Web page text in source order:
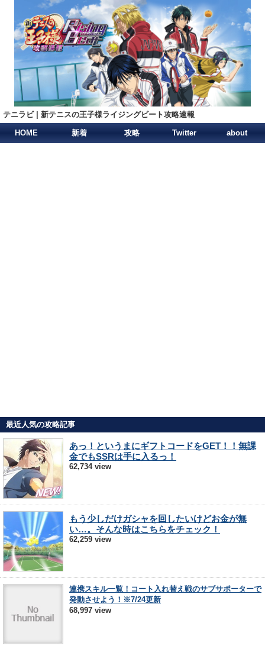
テニラビ | 新テニスの王子様ライジングビート攻略速報
HOME 新着 攻略 Twitter about
最近人気の攻略記事
あっ！というまにギフトコードをGET！！無課
金でもSSRは手に入るっ！
62,734 view
もう少しだけガシャを回したいけどお金が無
い…。そんな時はこちらをチェック！
62,259 view
連携スキル一覧！コート入れ替え戦のサブサポーターで
発動させよう！※7/24更新
68,997 view